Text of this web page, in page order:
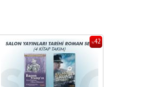
%42